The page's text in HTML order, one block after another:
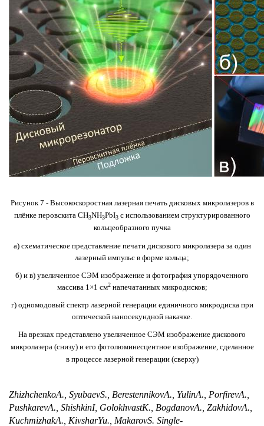
Рисунок 7 - Высокоскоростная лазерная печать дисковых микролазеров в
плёнке перовскита CH3NH3PbI3с использованием структурированного
кольцеобразного пучка
а) схематическое представление печати дискового микролазера за один
лазерный импульс в форме кольца;
б) и в) увеличенное СЭМ изображение и фотография упорядоченного
массива 1×1 см2напечатанных микродисков;
г) одномодовый спектр лазерной генерации единичного микродиска при
оптической наносекундной накачке.
На врезках представлено увеличенное СЭМ изображение дискового
микролазера (снизу) и его фотолюминесцентное изображение, сделанное
в процессе лазерной генерации (сверху)
ZhizhchenkoA., SyubaevS., BerestennikovA., YulinA., PorfirevA.,
PushkarevA., ShishkinI, GolokhvastK., BogdanovA., ZakhidovA.,
KuchmizhakA., KivsharYu., MakarovS. Single-